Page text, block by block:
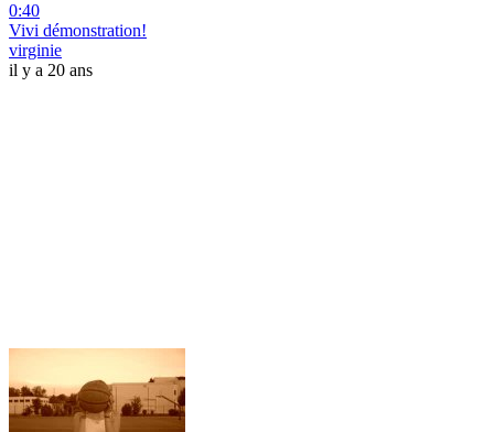
0:40
Vivi démonstration!
virginie
il y a 20 ans